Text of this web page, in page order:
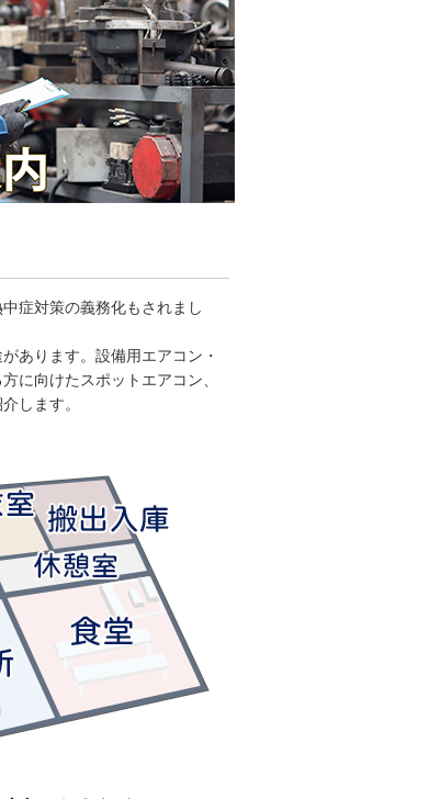
症対策の義務化もされまし
あります。設備用エアコン・
に向けたスポットエアコン、
します。